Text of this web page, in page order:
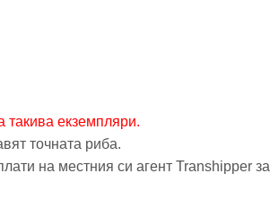
такива екземпляри.
точната риба.
на местния си агент Transhipper за